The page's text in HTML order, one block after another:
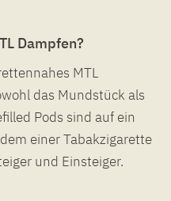
Dampfen?
MTL
das Mundstück als
Pods sind auf ein
einer Tabakzigarette
und Einsteiger.